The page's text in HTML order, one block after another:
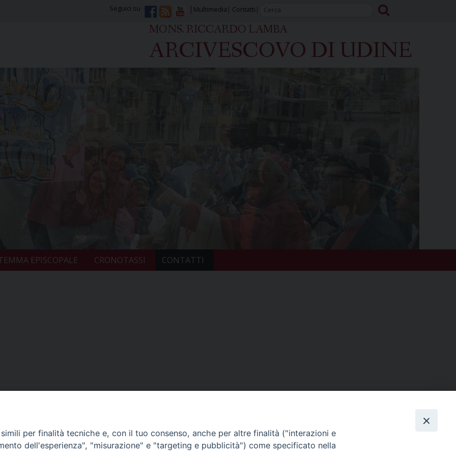
Multimedia Contatti
Seguici su
MONS. RICCARDO LAMBA
ARCIVESCOVO DI UDINE
EPISCOPALE CRONOTASSI CONTATTI
per finalità tecniche e, con il tuo consenso, anche per altre finalità ("interazioni e
dell'esperienza", "misurazione" e "targeting e pubblicità") come specificato nella